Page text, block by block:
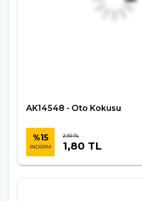
AK14548 - Oto Kokusu
%15
İNDİRİM
2,10 TL
1,80 TL